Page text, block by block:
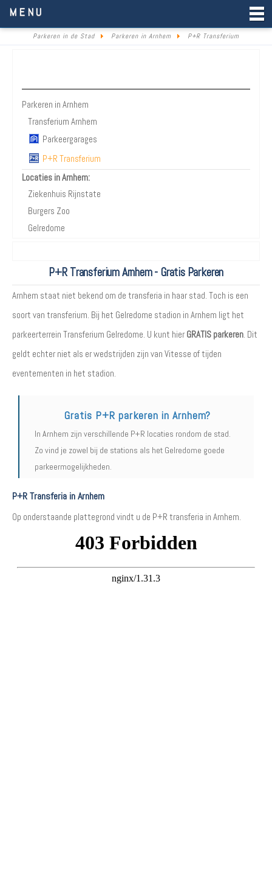
MENU
Parkeren in de Stad Parkeren in Arnhem P+R Transferium
Parkeren in Arnhem
Transferium Arnhem
Parkeergarages
P+R Transferium
Locaties in Arnhem:
Ziekenhuis Rijnstate
Burgers Zoo
Gelredome
P+R Transferium Arnhem - Gratis Parkeren
Arnhem staat niet bekend om de transferia in haar stad. Toch is een
soort van transferium. Bij het Gelredome stadion in Arnhem ligt het
parkeerterrein Transferium Gelredome. U kunt hier GRATIS parkeren. Dit
geldt echter niet als er wedstrijden zijn van Vitesse of tijden
eventementen in het stadion.
Gratis P+R parkeren in Arnhem?
In Arnhem zijn verschillende P+R locaties rondom de stad.
Zo vind je zowel bij de stations als het Gelredome goede
parkeermogelijkheden.
P+R Transferia in Arnhem
Op onderstaande plattegrond vindt u de P+R transferia in Arnhem.